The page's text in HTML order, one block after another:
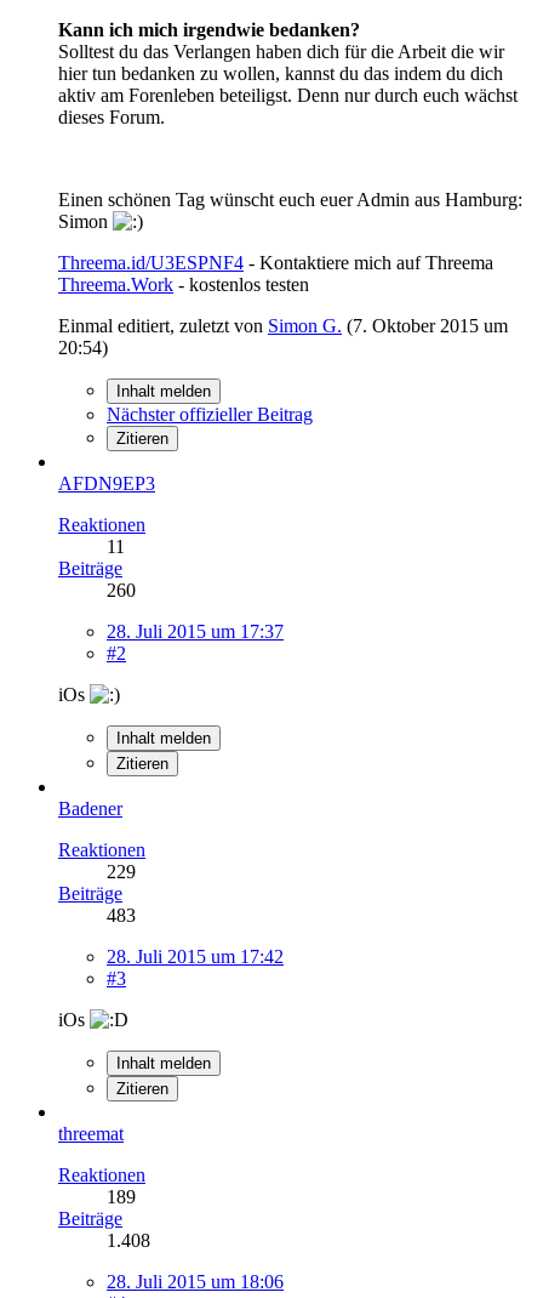
Kann ich mich irgendwie bedanken?
Solltest du das Verlangen haben dich für die Arbeit die wir
hier tun bedanken zu wollen, kannst du das indem du dich
aktiv am Forenleben beteiligst. Denn nur durch euch wächst
dieses Forum.
Einen schönen Tag wünscht euch euer Admin aus Hamburg:
Simon
Threema.id/U3ESPNF4 - Kontaktiere mich auf Threema
Threema.Work - kostenlos testen
Einmal editiert, zuletzt von Simon G. (7. Oktober 2015 um
20:54)
Inhalt melden
Nächster offizieller Beitrag
Zitieren
AFDN9EP3
Reaktionen
11
Beiträge
260
28. Juli 2015 um 17:37
#2
iOs
Inhalt melden
Zitieren
Badener
Reaktionen
229
Beiträge
483
28. Juli 2015 um 17:42
#3
iOs
Inhalt melden
Zitieren
threemat
Reaktionen
189
Beiträge
1.408
28. Juli 2015 um 18:06